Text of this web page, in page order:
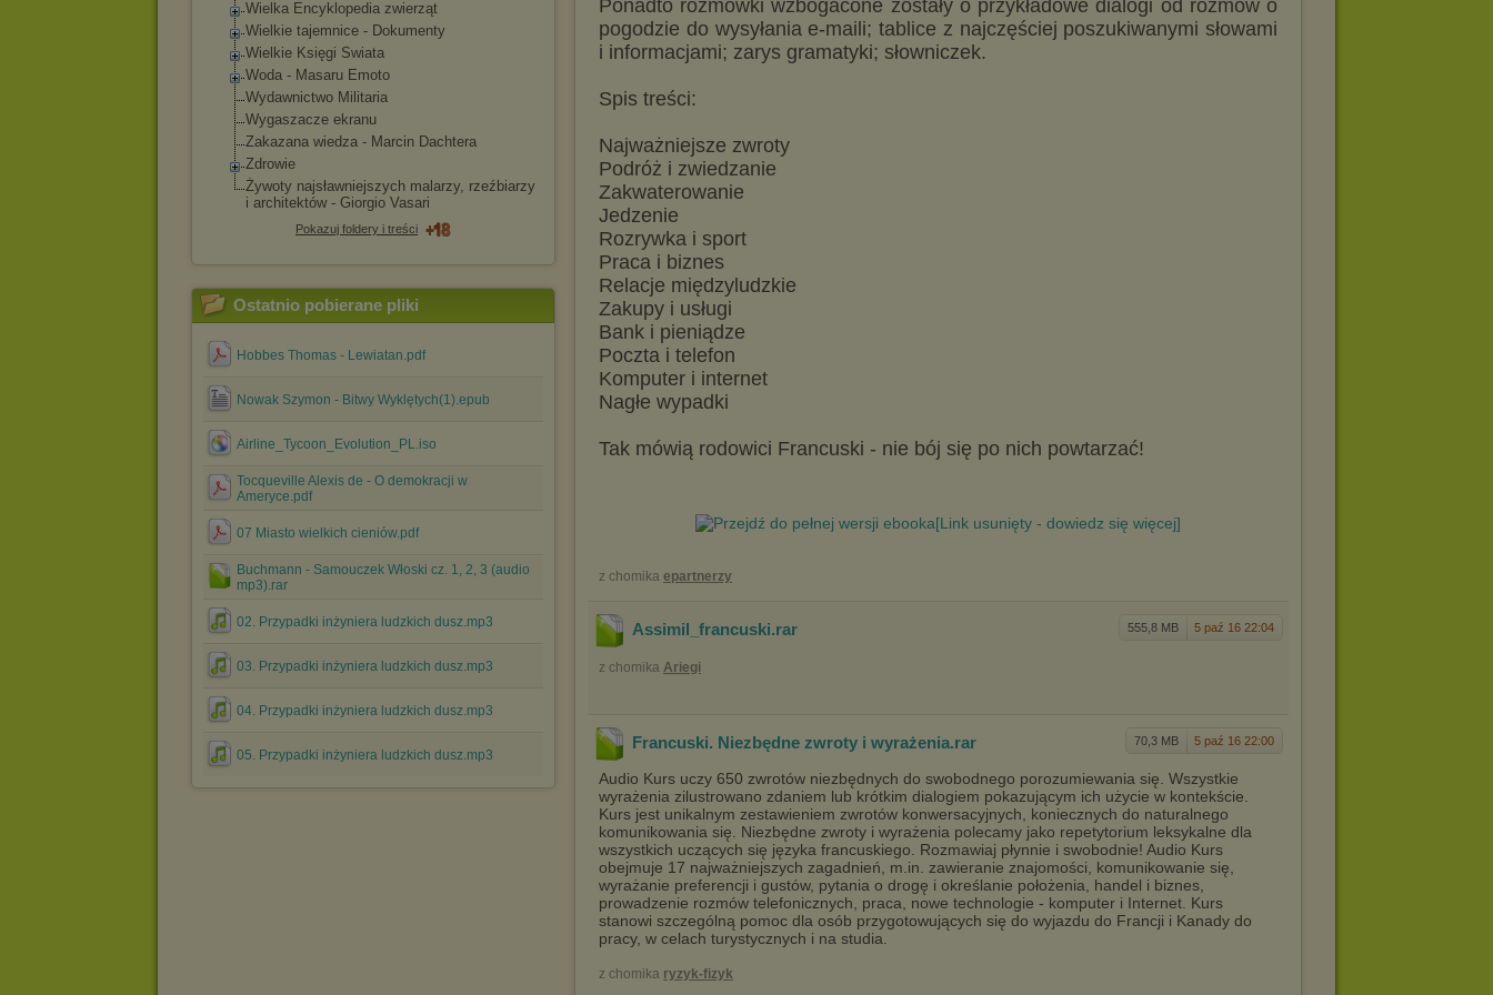
Wielka Encyklopedia zwierząt
Wielkie tajemnice - Dokumenty
Wielkie Księgi Swiata
Woda - Masaru Emoto
Wydawnictwo Militaria
Wygaszacze ekranu
Zakazana wiedza - Marcin Dachtera
Zdrowie
Żywoty najsławniejszych malarzy, rzeźbiarzy
i architektów - Giorgio Vasari
Pokazuj foldery i treści
Ostatnio pobierane pliki
Hobbes Thomas - Lewiatan.pdf
Nowak Szymon - Bitwy Wyklętych(1).epub
Airline_Tycoon_Evolution_PL.iso
Tocqueville Alexis de - O demokracji w
Ameryce.pdf
07 Miasto wielkich cieniów.pdf
Buchmann - Samouczek Włoski cz. 1, 2, 3 (audio
mp3).rar
02. Przypadki inżyniera ludzkich dusz.mp3
03. Przypadki inżyniera ludzkich dusz.mp3
04. Przypadki inżyniera ludzkich dusz.mp3
05. Przypadki inżyniera ludzkich dusz.mp3
Ponadto rozmówki wzbogacone zostały o przykładowe dialogi od rozmów o
pogodzie do wysyłania e-maili; tablice z najczęściej poszukiwanymi słowami
i informacjami; zarys gramatyki; słowniczek.
Spis treści:
Najważniejsze zwroty
Podróż i zwiedzanie
Zakwaterowanie
Jedzenie
Rozrywka i sport
Praca i biznes
Relacje międzyludzkie
Zakupy i usługi
Bank i pieniądze
Poczta i telefon
Komputer i internet
Nagłe wypadki
Tak mówią rodowici Francuski - nie bój się po nich powtarzać!
[Link usunięty - dowiedz się więcej]
z chomika epartnerzy
555,8 MB 5 paź 16 22:04
Assimil_francuski.rar
z chomika Ariegi
70,3 MB 5 paź 16 22:00
Francuski. Niezbędne zwroty i wyrażenia.rar
Audio Kurs uczy 650 zwrotów niezbędnych do swobodnego porozumiewania się. Wszystkie
wyrażenia zilustrowano zdaniem lub krótkim dialogiem pokazującym ich użycie w kontekście.
Kurs jest unikalnym zestawieniem zwrotów konwersacyjnych, koniecznych do naturalnego
komunikowania się. Niezbędne zwroty i wyrażenia polecamy jako repetytorium leksykalne dla
wszystkich uczących się języka francuskiego. Rozmawiaj płynnie i swobodnie! Audio Kurs
obejmuje 17 najważniejszych zagadnień, m.in. zawieranie znajomości, komunikowanie się,
wyrażanie preferencji i gustów, pytania o drogę i określanie położenia, handel i biznes,
prowadzenie rozmów telefonicznych, praca, nowe technologie - komputer i Internet. Kurs
stanowi szczególną pomoc dla osób przygotowujących się do wyjazdu do Francji i Kanady do
pracy, w celach turystycznych i na studia.
z chomika ryzyk-fizyk